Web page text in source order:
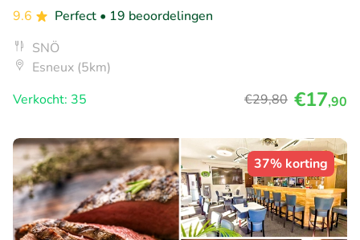
9.6
Perfect • 19 beoordelingen
SNÖ
Esneux (5km)
Verkocht: 35
€29,80 €17,90
37% korting